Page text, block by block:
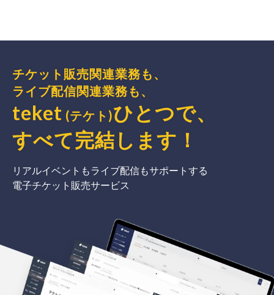
チケット販売関連業務も、
ライブ配信関連業務も、
teket (テケト)ひとつで、
すべて完結 します ！
リアルイベントもライブ配信もサポートする
電子チケット販売サービス